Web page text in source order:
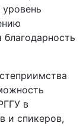
в
и спикеров,